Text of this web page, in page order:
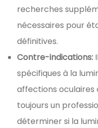
recherches
nécessaires pour
définitives.
Contre-indications:
spécifiques à la
affections oculaires
toujours un
déterminer si la